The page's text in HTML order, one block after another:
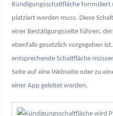
Kündigungsschaltfläche formuliert
platziert werden muss. Diese
einer Bestätigungsseite führen,
ebenfalls gesetzlich vorgegeben
entsprechende Schaltfläche
Seite auf eine Webseite oder zu
einer App geleitet werden.